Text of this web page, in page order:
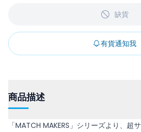
缺貨
有貨通知我
商品描述
「MATCH MAKERS」シリーズより、超